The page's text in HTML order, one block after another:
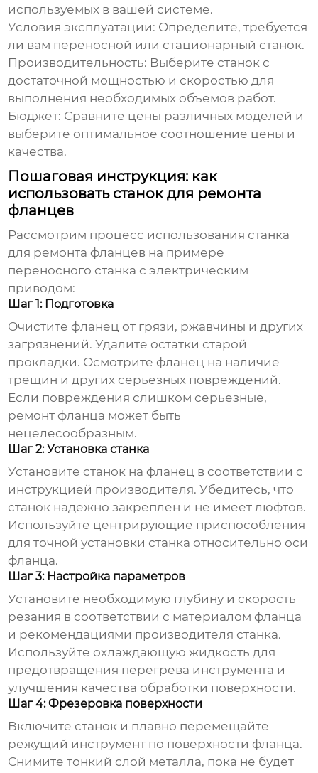
используемых в вашей системе.
Условия эксплуатации: Определите, требуется
ли вам переносной или стационарный станок.
Производительность: Выберите станок с
достаточной мощностью и скоростью для
выполнения необходимых объемов работ.
Бюджет: Сравните цены различных моделей и
выберите оптимальное соотношение цены и
качества.
Пошаговая инструкция: как
использовать станок для ремонта
фланцев
Рассмотрим процесс использования станка
для ремонта фланцев на примере
переносного станка с электрическим
приводом:
Шаг 1: Подготовка
Очистите фланец от грязи, ржавчины и других
загрязнений. Удалите остатки старой
прокладки. Осмотрите фланец на наличие
трещин и других серьезных повреждений.
Если повреждения слишком серьезные,
ремонт фланца может быть
нецелесообразным.
Шаг 2: Установка станка
Установите станок на фланец в соответствии с
инструкцией производителя. Убедитесь, что
станок надежно закреплен и не имеет люфтов.
Используйте центрирующие приспособления
для точной установки станка относительно оси
фланца.
Шаг 3: Настройка параметров
Установите необходимую глубину и скорость
резания в соответствии с материалом фланца
и рекомендациями производителя станка.
Используйте охлаждающую жидкость для
предотвращения перегрева инструмента и
улучшения качества обработки поверхности.
Шаг 4: Фрезеровка поверхности
Включите станок и плавно перемещайте
режущий инструмент по поверхности фланца.
Снимите тонкий слой металла, пока не будет